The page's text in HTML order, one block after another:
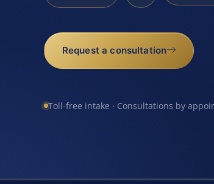
Request a consultation
Toll-free intake · Consultations by